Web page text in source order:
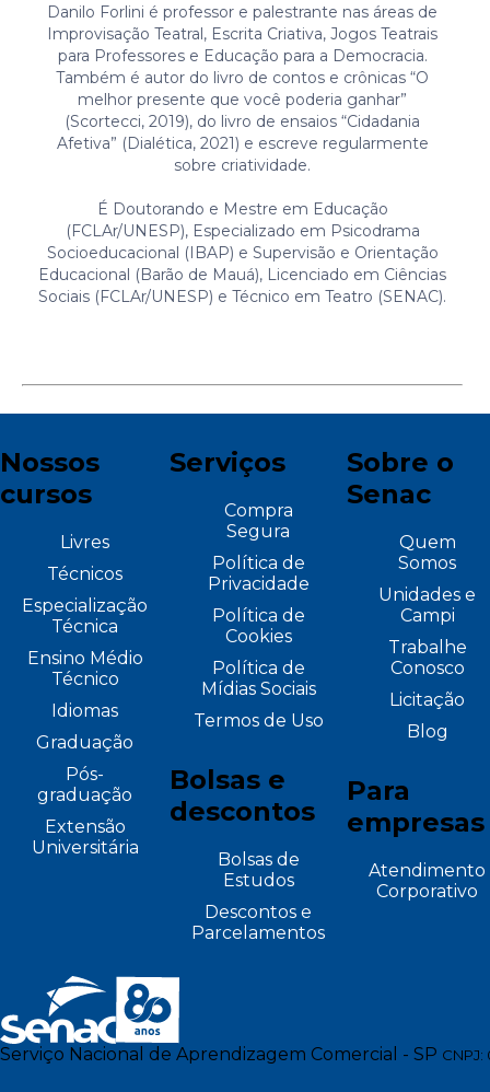
Danilo Forlini é professor e palestrante nas áreas de
Improvisação Teatral, Escrita Criativa, Jogos Teatrais
para Professores e Educação para a Democracia.
Também é autor do livro de contos e crônicas “O
melhor presente que você poderia ganhar”
(Scortecci, 2019), do livro de ensaios “Cidadania
Afetiva” (Dialética, 2021) e escreve regularmente
sobre criatividade.
É Doutorando e Mestre em Educação
(FCLAr/UNESP), Especializado em Psicodrama
Socioeducacional (IBAP) e Supervisão e Orientação
Educacional (Barão de Mauá), Licenciado em Ciências
Sociais (FCLAr/UNESP) e Técnico em Teatro (SENAC).
Nossos
cursos
Livres
Técnicos
Especialização
Técnica
Ensino Médio
Técnico
Idiomas
Graduação
Pós-
graduação
Extensão
Universitária
Serviços
Compra
Segura
Política de
Privacidade
Política de
Cookies
Política de
Mídias Sociais
Termos de Uso
Bolsas e
descontos
Bolsas de
Estudos
Descontos e
Parcelamentos
Sobre o
Senac
Quem
Somos
Unidades e
Campi
Trabalhe
Conosco
Licitação
Blog
Para
empresas
Atendimento
Corporativo
Serviço Nacional de Aprendizagem Comercial - SP